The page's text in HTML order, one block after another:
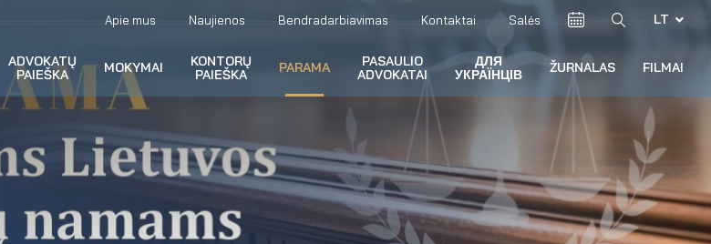
Apie mus Naujienos Bendradarbiavimas Kontaktai Salės LT
ADVOKATŲ
PAIEŠKA
MOKYMAI
KONTORŲ
PAIEŠKA
PARAMA
PASAULIO
ADVOKATAI
ДЛЯ
УКРАЇНЦІВ
ŽURNALAS FILMAI